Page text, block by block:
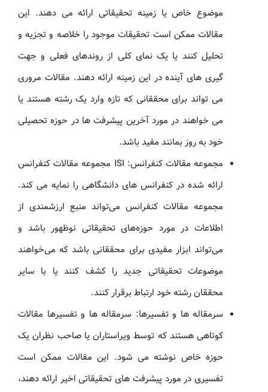
موضوع خاص یا زمینه تحقیقاتی ارائه می دهند. این
مقالات ممکن است تحقیقات موجود را خلاصه و تجزیه و
تحلیل کنند یا یک نمای کلی از روندهای فعلی و جهت
گیری های آینده در این زمینه ارائه دهند. مقالات مروری
می تواند برای محققانی که تازه وارد یک رشته هستند یا
می خواهند در مورد آخرین پیشرفت ها در حوزه تحصیلی
خود به روز بمانند مفید باشد.
مجموعه مقالات کنفرانس: ISI مجموعه مقالات کنفرانس
ارائه شده در کنفرانس های دانشگاهی را نمایه می کند.
مجموعه مقالات کنفرانس می‌تواند منبع ارزشمندی از
اطلاعات در مورد حوزه‌های تحقیقاتی نوظهور باشد و
می‌تواند ابزار مفیدی برای محققانی باشد که می‌خواهند
موضوعات تحقیقاتی جدید را کشف کنند یا با سایر
محققان رشته خود ارتباط برقرار کنند.
سرمقاله ها و تفسیرها: سرمقاله ها و تفسیرها مقالات
کوتاهی هستند که توسط ویراستاران یا صاحب نظران یک
حوزه خاص نوشته می شود. این مقالات ممکن است
تفسیری در مورد پیشرفت های تحقیقاتی اخیر ارائه دهند،